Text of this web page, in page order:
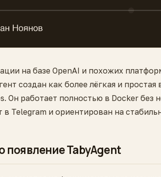
на базе OpenAI и похожих
создан как более лёгкая и
Он работает полностью в Docker
в Telegram и ориентирован на
появление TabyAgent